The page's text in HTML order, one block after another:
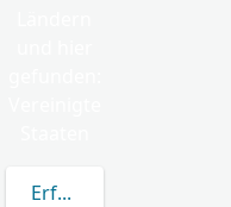
Erfahren Sie mehr